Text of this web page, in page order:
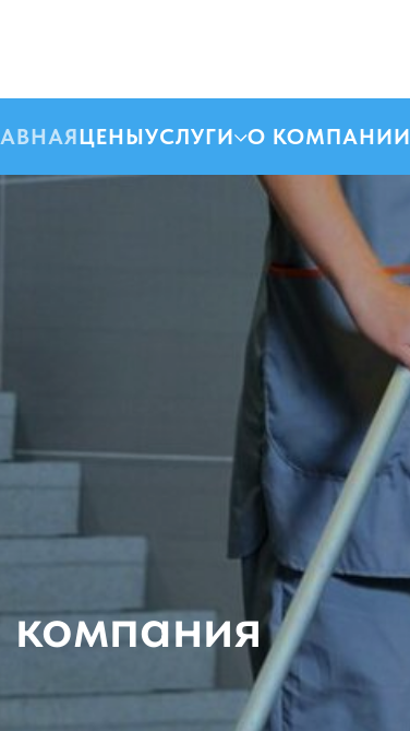
ЦЕНЫУСЛУГИ О КОМПАНИИ
компания